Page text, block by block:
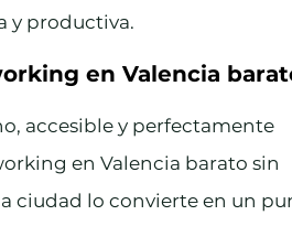
y productiva.
en Valencia
accesible y perfectamente
en Valencia barato sin
ciudad lo convierte en un